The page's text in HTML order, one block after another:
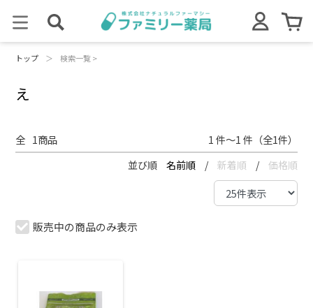
トップ ＞ 検索一覧 >
え
全 1商品 1 件～1 件（全1件）
並び順 名前順 / 新着順 / 価格順
販売中の商品のみ表示